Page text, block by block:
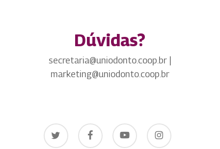
Dúvidas?
secretaria@uniodonto.coop.br |
marketing@uniodonto.coop.br
twitter facebook youtube instagram